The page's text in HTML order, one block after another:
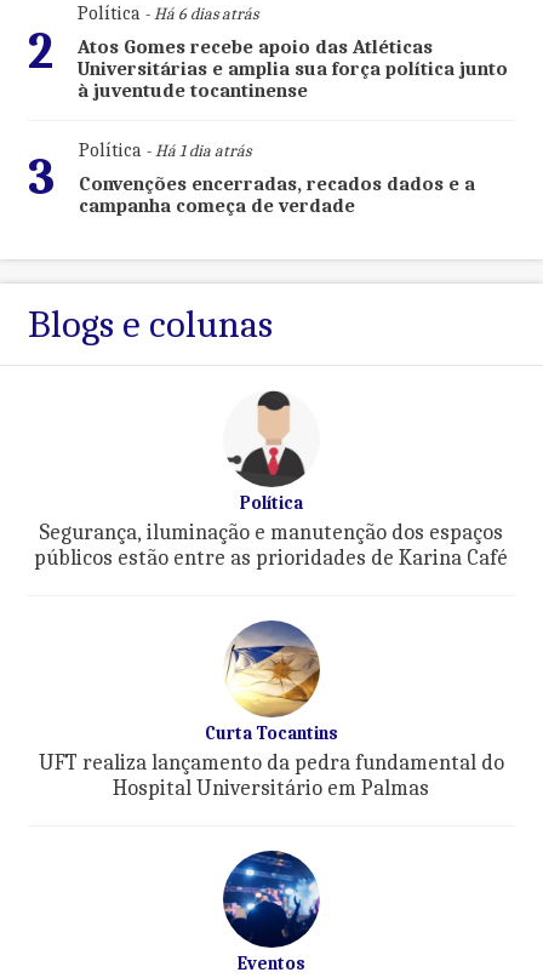
2
Política- Há 6 dias atrás
Atos Gomes recebe apoio das Atléticas
Universitárias e amplia sua força política junto
à juventude tocantinense
3 Política- Há 1 dia atrás
Convenções encerradas, recados dados e a
campanha começa de verdade
Blogs e colunas
Política
Segurança, iluminação e manutenção dos espaços
públicos estão entre as prioridades de Karina Café
Curta Tocantins
UFT realiza lançamento da pedra fundamental do
Hospital Universitário em Palmas
Eventos